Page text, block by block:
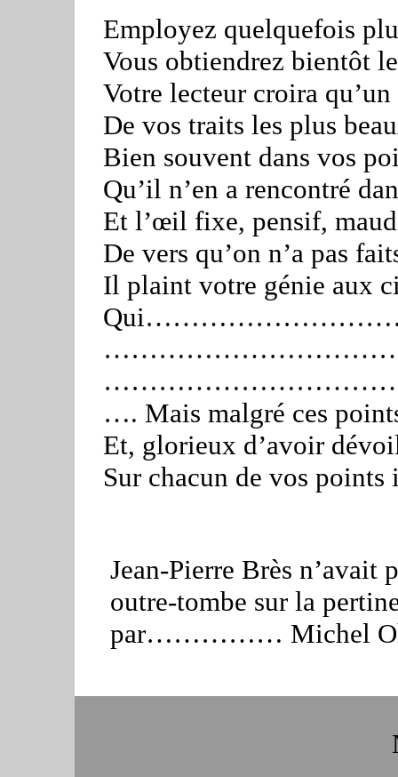
Employez quelquefois
Vous obtiendrez bientôt
Votre lecteur croira qu’un
De vos traits les plus
Bien souvent dans vos
Qu’il n’en a rencontré
Et l’œil fixe, pensif,
De vers qu’on n’a pas
Il plaint votre génie aux
…. Mais malgré ces
Et, glorieux d’avoir
Sur chacun de vos
Jean-Pierre Brès n’avait
outre-tombe sur la
par…………… Michel Ohl